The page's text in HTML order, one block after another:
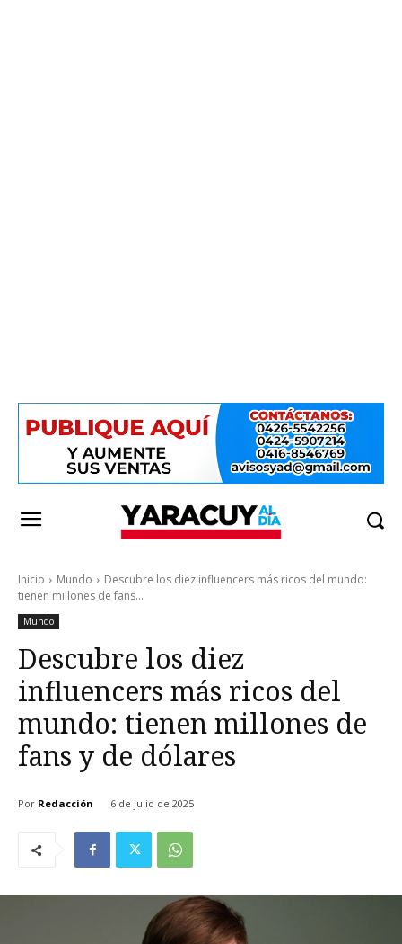
Inicio Mundo
Descubre los diez influencers más ricos del mundo:
tienen millones de fans...
Mundo
Descubre los diez
influencers más ricos del
mundo: tienen millones de
fans y de dólares
Por Redacción 6 de julio de 2025